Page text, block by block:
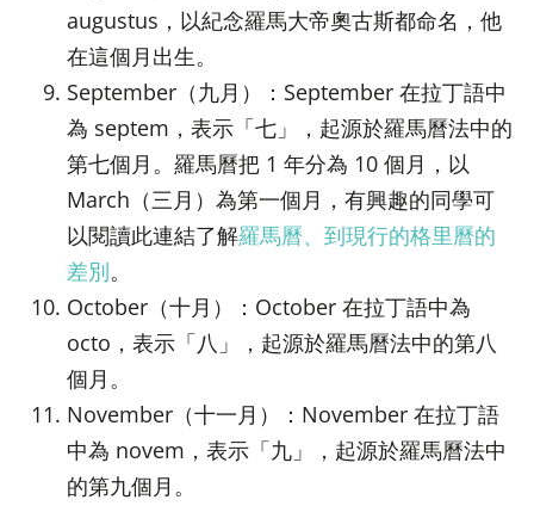
augustus，以紀念羅馬大帝奧古斯都命名，他
在這個月出生。
September（九月）：September 在拉丁語中
為 septem，表示「七」，起源於羅馬曆法中的
第七個月。羅馬曆把 1 年分為 10 個月，以
March（三月）為第一個月，有興趣的同學可
以閱讀此連結了解羅馬曆、到現行的格里曆的
差別。
October（十月）：October 在拉丁語中為
octo，表示「八」，起源於羅馬曆法中的第八
個月。
November（十一月）：November 在拉丁語
中為 novem，表示「九」，起源於羅馬曆法中
的第九個月。